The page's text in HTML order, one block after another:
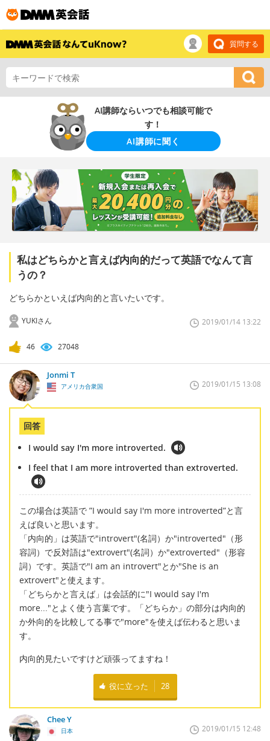
質問する
AI講師ならいつでも相談可能で
す！
AI講師に聞く
私はどちらかと言えば内向的だって英語でなんて言
うの？
どちらかといえば内向的と言いたいです。
YUKIさん 2019/01/14 13:22
46 27048
Jonmi T
アメリカ合衆国 2019/01/15 13:08
回答
I would say I'm more introverted.
I feel that I am more introverted than extroverted.
この場合は英語で ”I would say I'm more introverted”と言
えば良いと思います。
「内向的」は英語で"introvert"(名詞）か"introverted"（形
容詞）で反対語は"extrovert"(名詞）か"extroverted"（形容
詞）です。英語で"I am an introvert"とか"She is an
extrovert"と使えます。
「どちらかと言えば」は会話的に"I would say I'm
more..."とよく使う言葉です。「どちらか」の部分は内向的
か外向的を比較してる事で"more"を使えば伝わると思いま
す。
内向的見たいですけど頑張ってますね！
役に立った 28
Chee Y
日本 2019/01/15 12:48